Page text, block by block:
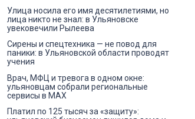
Улица носила его имя десятилетиями, но
лица никто не знал: в Ульяновске
увековечили Рылеева
Сирены и спецтехника — не повод для
паники: в Ульяновской области проводят
учения
Врач, МФЦ и тревога в одном окне:
ульяновцам собрали региональные
сервисы в MAX
Платил по 125 тысяч за «защиту»: